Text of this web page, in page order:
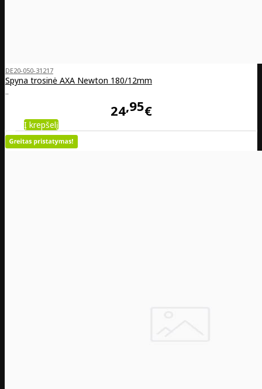
DE20-050-31217
Spyna trosinė AXA Newton 180/12mm
..
24 95€
Į krepšelį